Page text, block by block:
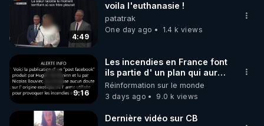
4:49
voila l'euthanasie !
patatrak
One day ago
1.4 k views
9:16
Les incendies en France font
ils partie d' un plan qui aurait
débuté le 11 septembre 2001
?
Réinformation sur le monde
3 days ago
9.0 k views
Dernière vidéo sur CB